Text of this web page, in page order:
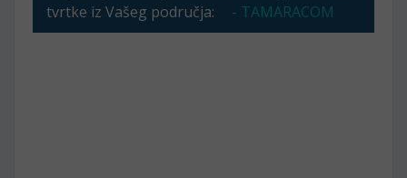
tvrtke iz Vašeg područja:
- TAMARACOM